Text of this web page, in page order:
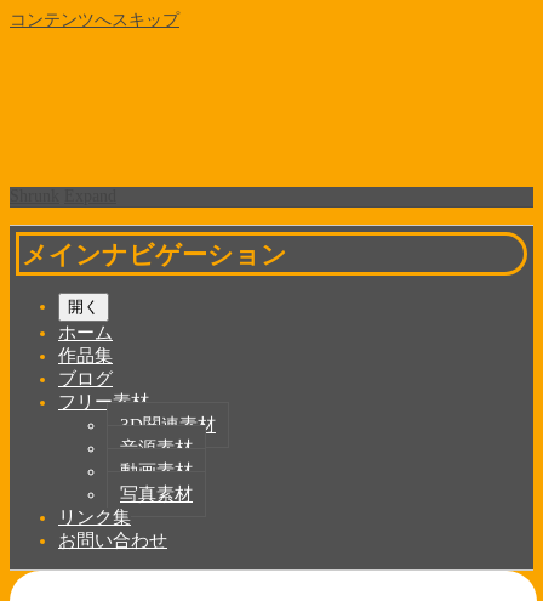
コンテンツへスキップ
メインナビゲーション
開く
ホーム
作品集
ブログ
フリー素材
3D関連素材
音源素材
動画素材
写真素材
リンク集
お問い合わせ